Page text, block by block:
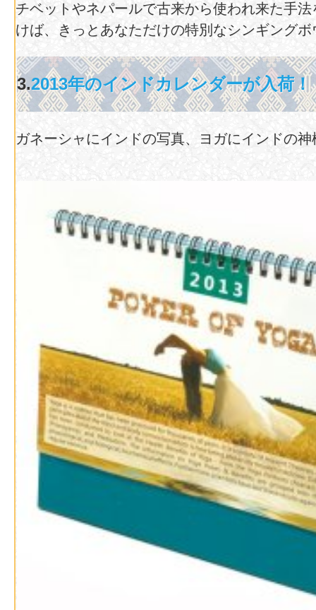
チベットやネパールで古来から使われ来た手
けば、きっとあなただけの特別なシンギング
3.2013年のインドカレンダーが入荷！
ガネーシャにインドの写真、ヨガにインドの